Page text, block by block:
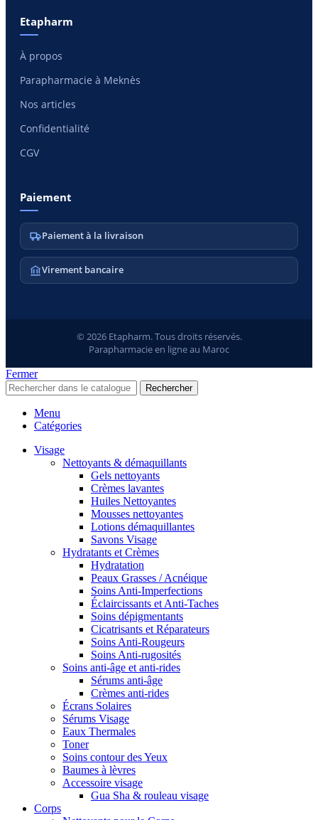
Etapharm
À propos
Parapharmacie à Meknès
Nos articles
Confidentialité
CGV
Paiement
Paiement à la livraison
Virement bancaire
© 2026 Etapharm. Tous droits réservés.
Parapharmacie en ligne au Maroc
Fermer
Rechercher
Menu
Catégories
Visage
Nettoyants & démaquillants
Gels nettoyants
Crèmes lavantes
Huiles Nettoyantes
Mousses nettoyantes
Lotions démaquillantes
Savons Visage
Hydratants et Crèmes
Hydratation
Peaux Grasses / Acnéique
Soins Anti-Imperfections
Éclaircissants et Anti-Taches
Soins dépigmentants
Cicatrisants et Réparateurs
Soins Anti-Rougeurs
Soins Anti-rugosités
Soins anti-âge et anti-rides
Sérums anti-âge
Crèmes anti-rides
Écrans Solaires
Sérums Visage
Eaux Thermales
Toner
Soins contour des Yeux
Baumes à lèvres
Accessoire visage
Gua Sha & rouleau visage
Corps